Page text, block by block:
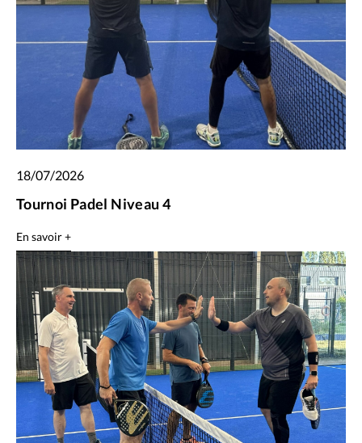
18/07/2026
Tournoi Padel Niveau 4
En savoir +